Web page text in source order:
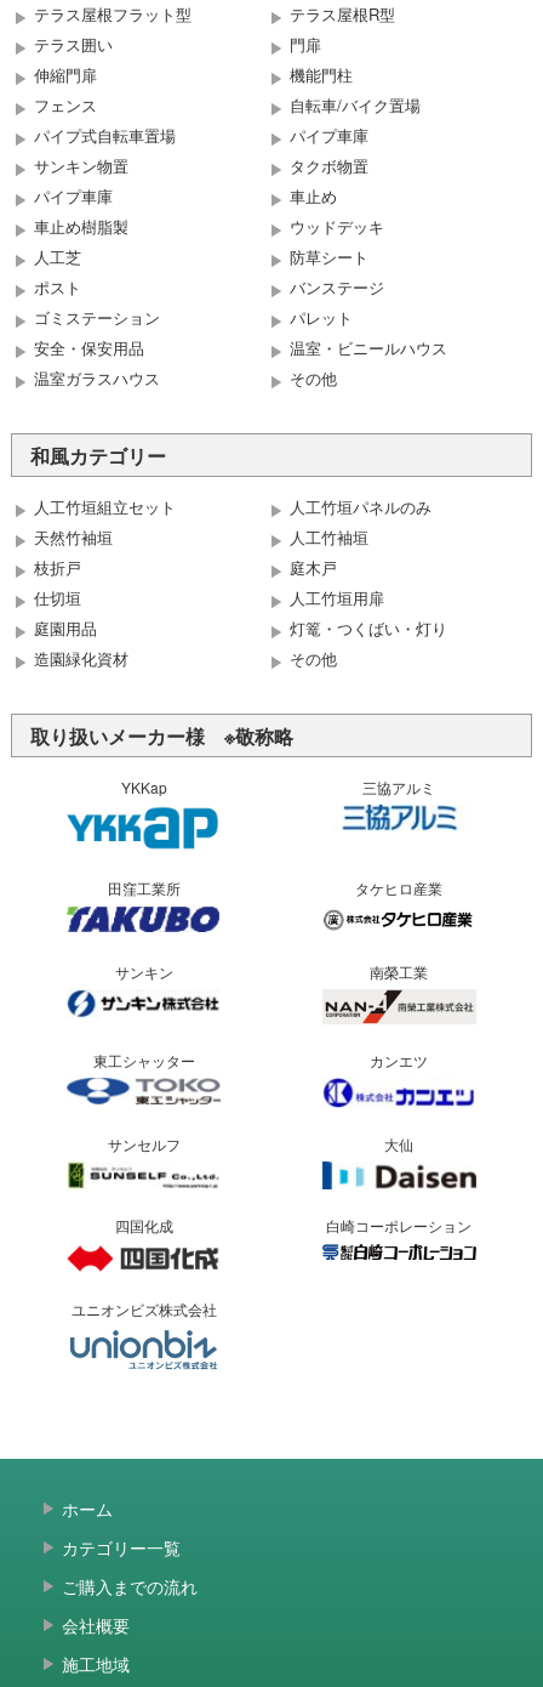
テラス屋根フラット型
テラス屋根R型
テラス囲い
門扉
伸縮門扉
機能門柱
フェンス
自転車/バイク置場
パイプ式自転車置場
パイプ車庫
サンキン物置
タクボ物置
パイプ車庫
車止め
車止め樹脂製
ウッドデッキ
人工芝
防草シート
ポスト
バンステージ
ゴミステーション
パレット
安全・保安用品
温室・ビニールハウス
温室ガラスハウス
その他
和風カテゴリー
人工竹垣組立セット
人工竹垣パネルのみ
天然竹袖垣
人工竹袖垣
枝折戸
庭木戸
仕切垣
人工竹垣用扉
庭園用品
灯篭・つくばい・灯り
造園緑化資材
その他
取り扱いメーカー様 ※敬称略
YKKap 三協アルミ
田窪工業所 タケヒロ産業
サンキン 南榮工業
東工シャッター カンエツ
サンセルフ 大仙
四国化成 白崎コーポレーション
ユニオンビズ株式会社
ホーム
カテゴリー一覧
ご購入までの流れ
会社概要
施工地域